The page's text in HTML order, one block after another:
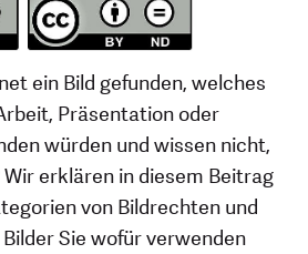
ein Bild gefunden, welches
Präsentation oder
würden und wissen nicht,
erklären in diesem Beitrag
von Bildrechten und
Sie wofür verwenden